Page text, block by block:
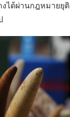
ได้ผ่านกฎหมายยุติ